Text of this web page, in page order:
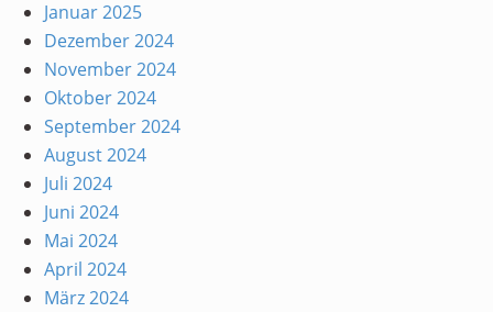
Januar 2025
Dezember 2024
November 2024
Oktober 2024
September 2024
August 2024
Juli 2024
Juni 2024
Mai 2024
April 2024
März 2024